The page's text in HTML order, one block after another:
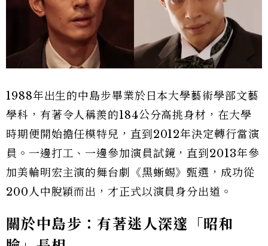
1988年出生的中島步畢業於日本大學藝術學部文藝
學科，有著令人稱羨的184公分高挑身材，在大學
時期便開始擔任模特兒，直到2012年決定轉行當演
員。一邊打工、一邊參加演員試鏡，直到2013年參
加美輪明宏主演的舞台劇《黑蜥蜴》甄選，成功從
200人中脫穎而出，才正式以演員身分出道。
關於中島步：有著迷人深邃「昭和